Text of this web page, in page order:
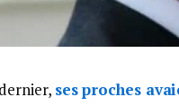
ses proches